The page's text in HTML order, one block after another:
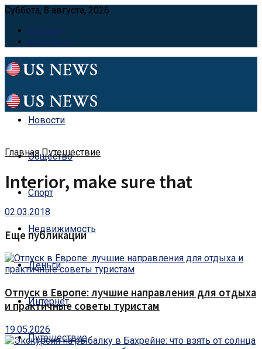
Суббота, 8 августа, 2026
Главная
Контакты
Новости
Общество
Спорт
Недвижимость
Деньги
Интернет
Путешествие
Главная Путешествие
Interior, make sure that
02.03.2018
Еще публикации
Отпуск в Европе: лучшие направления для отдыха
и практичные советы туристам
19.05.2026